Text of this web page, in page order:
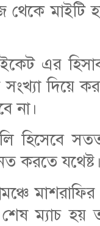
মাইটি
এর
দিয়ে
না।
হিসেবে
করতে যথেষ্ট।
ম্যাচ হয়